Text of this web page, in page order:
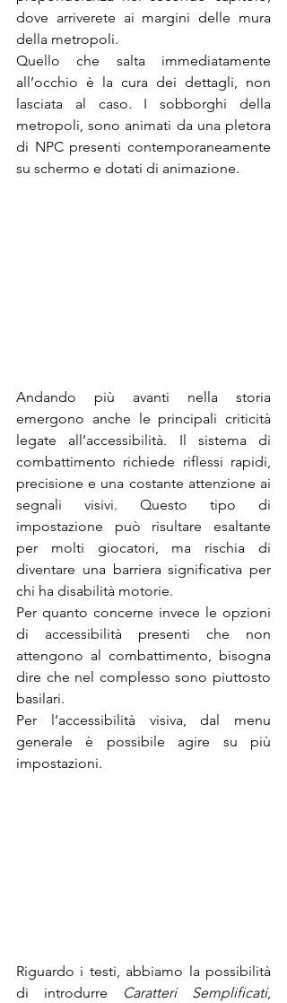
dove arriverete ai margini delle mura
della metropoli.
Quello che salta immediatamente
all’occhio è la cura dei dettagli, non
lasciata al caso. I sobborghi della
metropoli, sono animati da una pletora
di NPC presenti contemporaneamente
su schermo e dotati di animazione.
Andando più avanti nella storia
emergono anche le principali criticità
legate all’accessibilità. Il sistema di
combattimento richiede riflessi rapidi,
precisione e una costante attenzione ai
segnali visivi. Questo tipo di
impostazione può risultare esaltante
per molti giocatori, ma rischia di
diventare una barriera significativa per
chi ha disabilità motorie.
Per quanto concerne invece le opzioni
di accessibilità presenti che non
attengono al combattimento, bisogna
dire che nel complesso sono piuttosto
basilari.
Per l’accessibilità visiva, dal menu
generale è possibile agire su più
impostazioni.
Riguardo i testi, abbiamo la possibilità
di introdurre
Caratteri Semplificati,